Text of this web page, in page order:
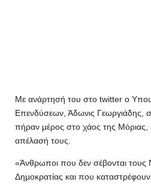
Με ανάρτησή του στο twitter ο
Επενδύσεων, Άδωνις Γεωργιάδης,
πήραν μέρος στο χάος της Μόριας,
απέλασή τους.
«Άνθρωποι που δεν σέβονται τους
Δημοκρατίας και που